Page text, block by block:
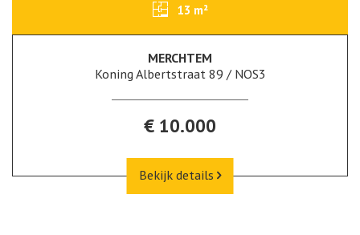
13 m²
MERCHTEM
Koning Albertstraat 89 / NOS3
€ 10.000
Bekijk details